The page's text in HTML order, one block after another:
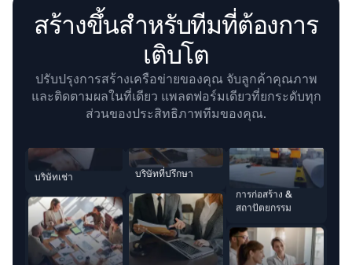
สร้างขึ้นสำหรับทีมที่ต้องการ
เติบโต
ปรับปรุงการสร้างเครือข่ายของคุณ จับลูกค้าคุณภาพ
และติดตามผลในที่เดียว แพลตฟอร์มเดียวที่ยกระดับทุก
ส่วนของประสิทธิภาพทีมของคุณ.
การโฆษณา & การ
สร้างแบรนด์
บริษัทที่ปรึกษา
บริการทางกฎหมาย
HR & การสรรหา
การก่อสร้าง &
สถาปัตยกรรม